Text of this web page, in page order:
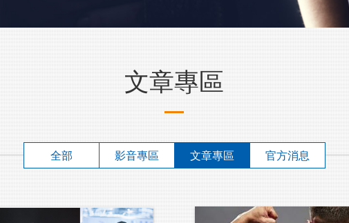
文章專區
全部 影音專區 文章專區 官方消息